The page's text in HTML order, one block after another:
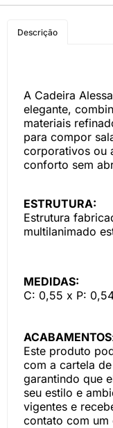
Descrição
A Cadeira
elegante,
materiais
para compor
corporativos ou
conforto sem
ESTRUTURA:
Estrutura
multilanimado
MEDIDAS:
C: 0,55 x P:
ACABAMENTOS
Este produto
com a cartela
garantindo que
seu estilo e
vigentes e
contato com um